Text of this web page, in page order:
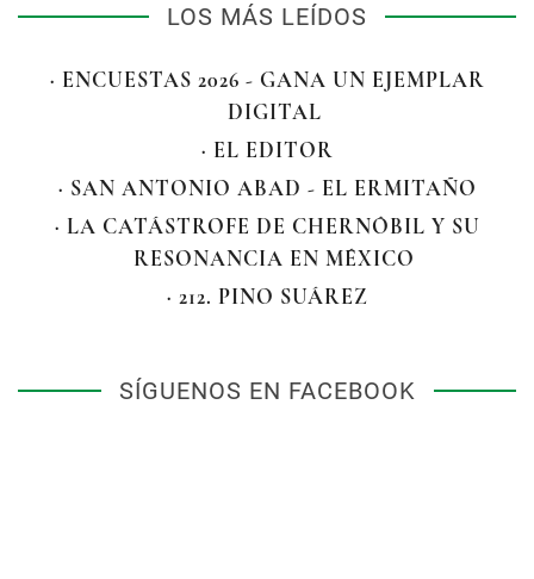
LOS MÁS LEÍDOS
· ENCUESTAS 2026 - GANA UN EJEMPLAR
DIGITAL
· EL EDITOR
· SAN ANTONIO ABAD - EL ERMITAÑO
· LA CATÁSTROFE DE CHERNÓBIL Y SU
RESONANCIA EN MÉXICO
· 212. PINO SUÁREZ
SÍGUENOS EN FACEBOOK